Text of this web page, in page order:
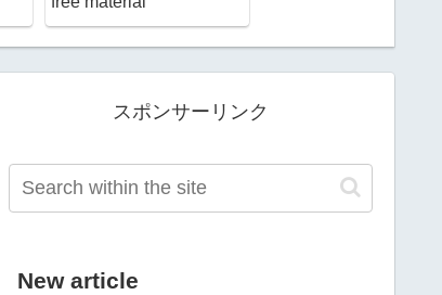
スポンサーリンク
New article